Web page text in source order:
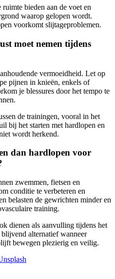
bieden aan de voet en
waarop gelopen wordt.
voorkomt slijtageproblemen.
moet nemen tijdens
vermoeidheid. Let op
pijnen in knieën, enkels of
je blessures door het tempo te
de trainingen, vooral in het
bij het starten met hardlopen en
wordt herkend.
dan hardlopen voor
zwemmen, fietsen en
conditie te verbeteren en
belasten de gewrichten minder en
training.
dienen als aanvulling tijdens het
alternatief wanneer
bewegen plezierig en veilig.